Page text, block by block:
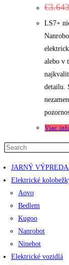
€
LS7+
alebo v
detailu.
Viac
JARNÝ
Elektrické
Aovo
Bedlem
Kugoo
Nanrobot
Ninebot
Elektrické vozidlá